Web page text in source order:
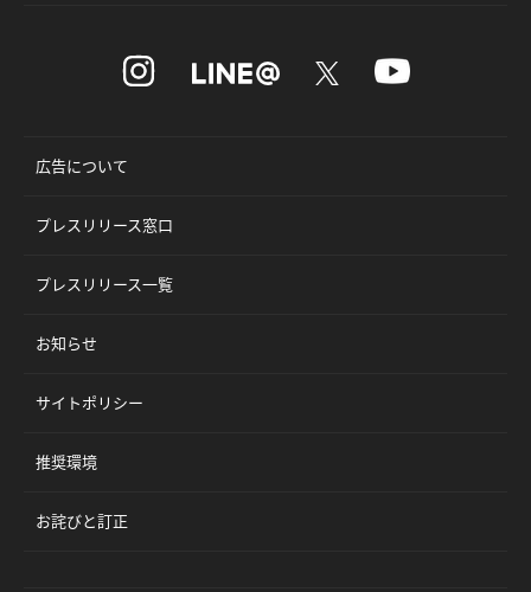
広告について
プレスリリース窓口
プレスリリース一覧
お知らせ
サイトポリシー
推奨環境
お詫びと訂正